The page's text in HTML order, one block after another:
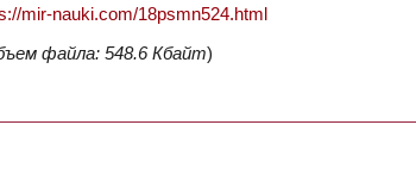
mir-nauki.com/18psmn524.html
файла: 548.6 Кбайт)